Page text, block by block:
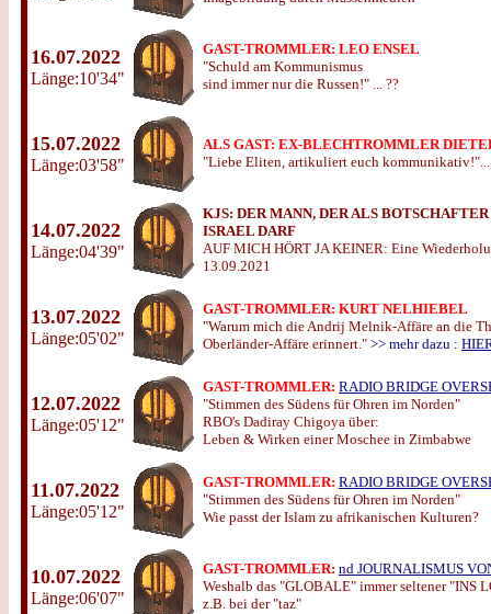
16.07.2022
Länge:10'34"
GAST-TROMMLER: LEO ENSEL
"Schuld am Kommunismus
sind immer nur die Russen!" ... ??
15.07.2022
Länge:03'58"
ALS GAST: EX-BLECHTROMMLER
"Liebe Eliten, artikuliert euch kommunikativ!"...
14.07.2022
Länge:04'39"
KJS: DER MANN, DER ALS
ISRAEL DARF
AUF MICH HÖRT JA KEINER: Eine
13.09.2021
13.07.2022
Länge:05'02"
GAST-TROMMLER: KURT NELHIEBEL
"Warum mich die Andrij Melnik-Affäre an die
Oberländer-Affäre erinnert." >> mehr dazu :
12.07.2022
Länge:05'12"
GAST-TROMMLER: RADIO BRIDGE
"Stimmen des Südens für Ohren im Norden"
RBO's Dadiray Chigoya über:
Leben & Wirken einer Moschee in Zimbabwe
11.07.2022
Länge:05'12"
GAST-TROMMLER: RADIO BRIDGE
"Stimmen des Südens für Ohren im Norden"
Wie passt der Islam zu afrikanischen Kulturen?
10.07.2022
Länge:06'07"
GAST-TROMMLER: nd JOURNALISMUS
Weshalb das "GLOBALE" immer seltener "INS
z.B. bei der "taz"